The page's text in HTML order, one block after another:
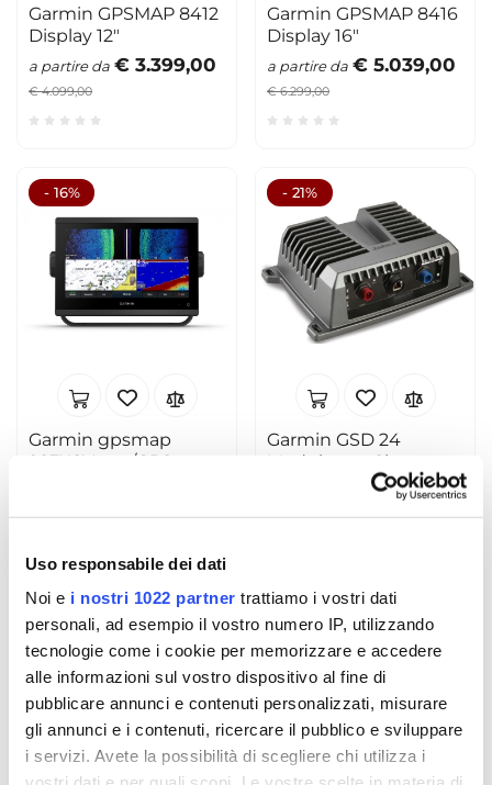
Uso responsabile dei dati
Noi e i nostri 1022 partner trattiamo i vostri dati
personali, ad esempio il vostro numero IP, utilizzando
tecnologie come i cookie per memorizzare e accedere
alle informazioni sul vostro dispositivo al fine di
pubblicare annunci e contenuti personalizzati, misurare
gli annunci e i contenuti, ricercare il pubblico e sviluppare
i servizi. Avete la possibilità di scegliere chi utilizza i
Garmin GPSMAP 8412
Display 12"
a partire da € 3.399,00
€ 4.099,00
Garmin GPSMAP 8416
Display 16"
a partire da € 5.039,00
€ 6.299,00
- 16%
Garmin gpsmap
923XSV eco/GPS
- 21%
Garmin GSD 24
Modulo eco 2kw
€ 579,00
- 15% - 25%